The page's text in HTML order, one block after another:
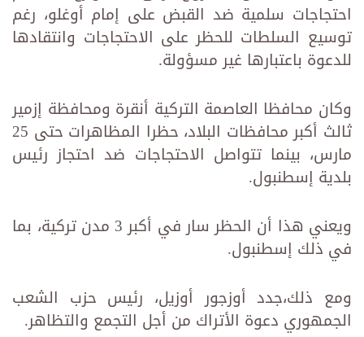
احتجاجات سلمية ضد القبض على إمام أوغلو، رغم
توسيع السلطات للحظر على الاحتجاجات وانتقادها
للدعوة باعتبارها غير مسؤولة.
وكان محافظا العاصمة التركية أنقرة ومحافظة إزمير
ثالث أكبر محافظات البلاد، حظرا المظاهرات حتى 25
مارس، بينما تتواصل الاحتجاجات ضد احتجاز رئيس
بلدية إسطنبول.
ويعني هذا أن الحظر سار في أكبر 3 مدن تركية، بما
في ذلك إسطنبول.
ومع ذلك،جدد أوزجور أوزيل، رئيس حزب الشعب
الجمهوري دعوة الأتراك من أجل التجمع والتظاهر.